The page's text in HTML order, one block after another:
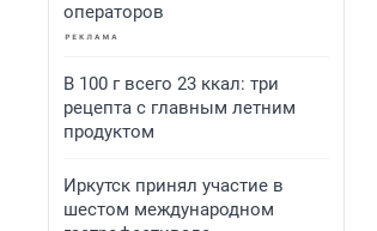
операторов
В 100 г всего 23 ккал: три
рецепта с главным летним
продуктом
Иркутск принял участие в
шестом международном